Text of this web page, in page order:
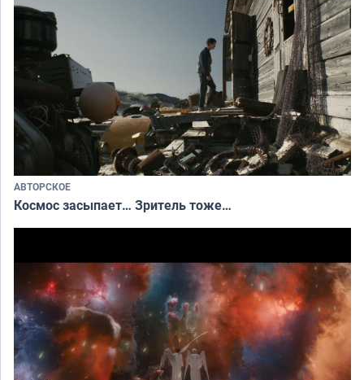
АВТОРСКОЕ
Космос засыпает… Зритель тоже…